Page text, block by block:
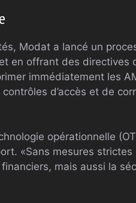
Modat a lancé un
en offrant des directives
immédiatement les
d’accès et de
opérationnelle
«Sans mesures
mais aussi la